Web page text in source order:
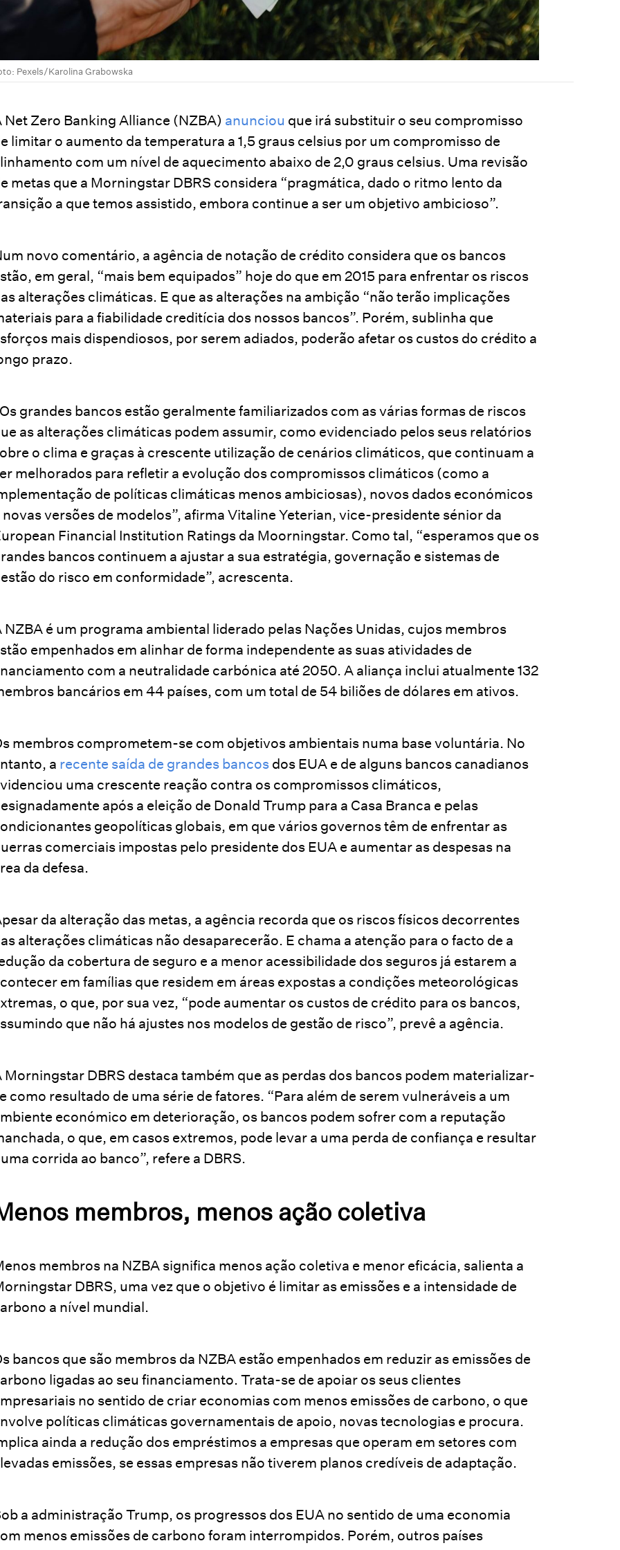
Pexels/Karolina Grabowska
Net Zero Banking Alliance (NZBA) anunciou que irá substituir o seu compromisso
limitar o aumento da temperatura a 1,5 graus celsius por um compromisso de
com um nível de aquecimento abaixo de 2,0 graus celsius. Uma revisão
metas que a Morningstar DBRS considera “pragmática, dado o ritmo lento da
a que temos assistido, embora continue a ser um objetivo ambicioso”.
novo comentário, a agência de notação de crédito considera que os bancos
em geral, “mais bem equipados” hoje do que em 2015 para enfrentar os riscos
alterações climáticas. E que as alterações na ambição “não terão implicações
para a fiabilidade creditícia dos nossos bancos”. Porém, sublinha que
mais dispendiosos, por serem adiados, poderão afetar os custos do crédito a
prazo.
grandes bancos estão geralmente familiarizados com as várias formas de riscos
as alterações climáticas podem assumir, como evidenciado pelos seus relatórios
o clima e graças à crescente utilização de cenários climáticos, que continuam a
melhorados para refletir a evolução dos compromissos climáticos (como a
de políticas climáticas menos ambiciosas), novos dados económicos
novas versões de modelos”, afirma Vitaline Yeterian, vice-presidente sénior da
Financial Institution Ratings da Moorningstar. Como tal, “esperamos que os
bancos continuem a ajustar a sua estratégia, governação e sistemas de
do risco em conformidade”, acrescenta.
NZBA é um programa ambiental liderado pelas Nações Unidas, cujos membros
empenhados em alinhar de forma independente as suas atividades de
com a neutralidade carbónica até 2050. A aliança inclui atualmente 132
bancários em 44 países, com um total de 54 biliões de dólares em ativos.
membros comprometem-se com objetivos ambientais numa base voluntária. No
a recente saída de grandes bancos dos EUA e de alguns bancos canadianos
uma crescente reação contra os compromissos climáticos,
após a eleição de Donald Trump para a Casa Branca e pelas
geopolíticas globais, em que vários governos têm de enfrentar as
comerciais impostas pelo presidente dos EUA e aumentar as despesas na
da defesa.
da alteração das metas, a agência recorda que os riscos físicos decorrentes
alterações climáticas não desaparecerão. E chama a atenção para o facto de a
da cobertura de seguro e a menor acessibilidade dos seguros já estarem a
em famílias que residem em áreas expostas a condições meteorológicas
o que, por sua vez, “pode aumentar os custos de crédito para os bancos,
que não há ajustes nos modelos de gestão de risco”, prevê a agência.
Morningstar DBRS destaca também que as perdas dos bancos podem materializar-
como resultado de uma série de fatores. “Para além de serem vulneráveis a um
económico em deterioração, os bancos podem sofrer com a reputação
o que, em casos extremos, pode levar a uma perda de confiança e resultar
corrida ao banco”, refere a DBRS.
membros, menos ação coletiva
membros na NZBA significa menos ação coletiva e menor eficácia, salienta a
DBRS, uma vez que o objetivo é limitar as emissões e a intensidade de
a nível mundial.
bancos que são membros da NZBA estão empenhados em reduzir as emissões de
ligadas ao seu financiamento. Trata-se de apoiar os seus clientes
no sentido de criar economias com menos emissões de carbono, o que
políticas climáticas governamentais de apoio, novas tecnologias e procura.
ainda a redução dos empréstimos a empresas que operam em setores com
emissões, se essas empresas não tiverem planos credíveis de adaptação.
a administração Trump, os progressos dos EUA no sentido de uma economia
menos emissões de carbono foram interrompidos. Porém, outros países